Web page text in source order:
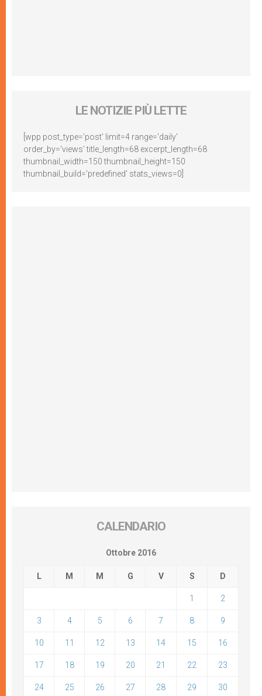
LE NOTIZIE PIÙ LETTE
[wpp post_type='post' limit=4 range='daily'
order_by='views' title_length=68 excerpt_length=68
thumbnail_width=150 thumbnail_height=150
thumbnail_build='predefined' stats_views=0]
CALENDARIO
Ottobre 2016
L M M G V S D
1 2
3 4 5 6 7 8 9
10 11 12 13 14 15 16
17 18 19 20 21 22 23
24 25 26 27 28 29 30